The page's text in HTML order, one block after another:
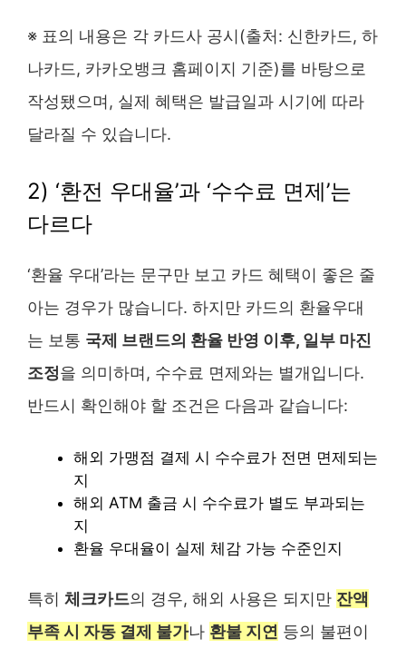
※ 표의 내용은 각 카드사 공시(출처: 신한카드, 하
나카드, 카카오뱅크 홈페이지 기준)를 바탕으로
작성됐으며, 실제 혜택은 발급일과 시기에 따라
달라질 수 있습니다.
2) ‘환전 우대율’과 ‘수수료 면제’는
다르다
‘환율 우대’라는 문구만 보고 카드 혜택이 좋은 줄
아는 경우가 많습니다. 하지만 카드의 환율우대
는 보통 국제 브랜드의 환율 반영 이후, 일부 마진
조정을 의미하며, 수수료 면제와는 별개입니다.
반드시 확인해야 할 조건은 다음과 같습니다:
해외 가맹점 결제 시 수수료가 전면 면제되는
지
해외 ATM 출금 시 수수료가 별도 부과되는
지
환율 우대율이 실제 체감 가능 수준인지
특히 체크카드의 경우, 해외 사용은 되지만 잔액
부족 시 자동 결제 불가나 환불 지연 등의 불편이